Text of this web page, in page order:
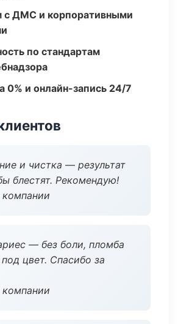
с ДМС и корпоративными
по стандартам
0% и онлайн-запись 24/7
и чистка — результат
блестят. Рекомендую!
— без боли, пломба
цвет. Спасибо за